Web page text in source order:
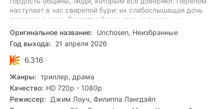
наступает в час свирепой бури: их слабослышащая дочь
теряется в лесу. Братство бросается на поиски, но
девочку находит чужой человек. Его приход запускает
лавину событий — вековые устои шатаются, а члены
общины впервые взвешивают: где предел послушания и
чего оно стоит.
Оригинальное название:
Unchosen, Неизбранные
Год выхода:
21 апреля 2026
6.316
Жанры: триллер, драма
Качество: HD 720p - 1080p
Режиссер:
Джим Лоуч, Филиппа Лангдэйл